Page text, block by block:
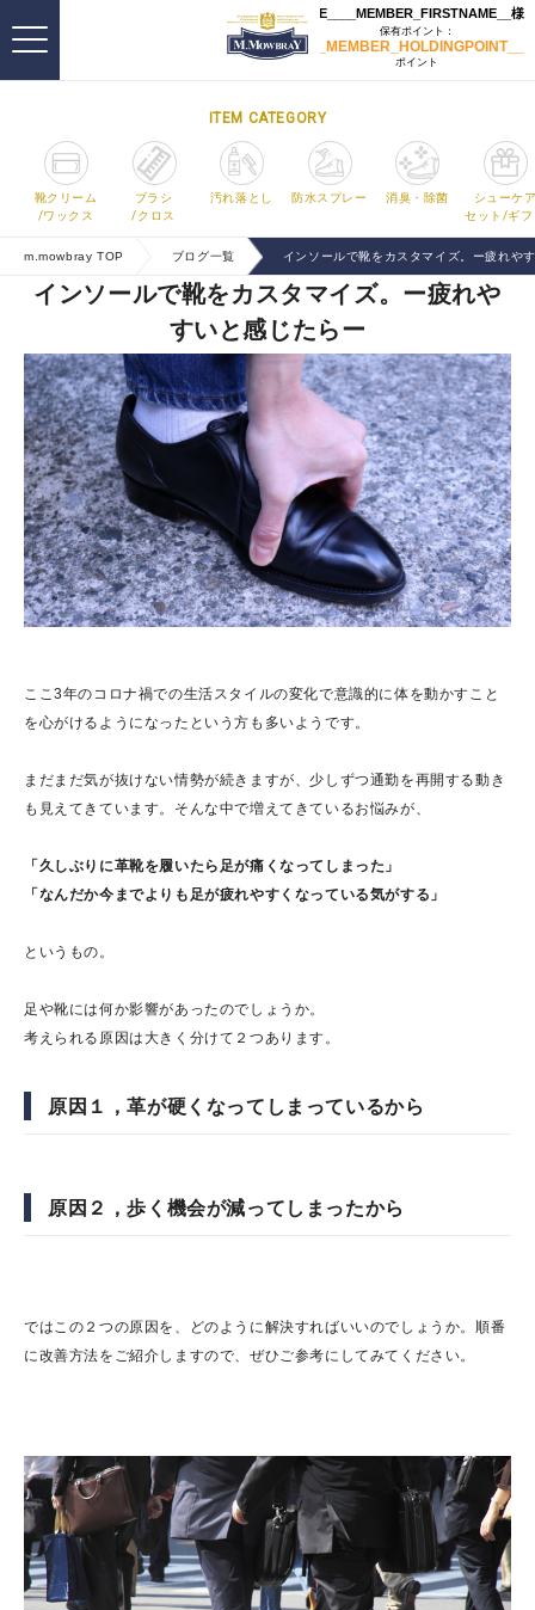
ITEM CATEGORY
靴クリーム
/ワックス
ブラシ
/クロス
汚れ落とし 防水スプレー 消臭・除菌
シューケ
セット/ギフ
m.mowbray TOP ブログ一覧 インソールで靴をカスタマイズ。ー疲れや
インソールで靴をカスタマイズ。ー疲れや
すいと感じたらー
ここ3年のコロナ禍での生活スタイルの変化で意識的に体を動かすこと
を心がけるようになったという方も多いようです。
まだまだ気が抜けない情勢が続きますが、少しずつ通勤を再開する動き
も見えてきています。そんな中で増えてきているお悩みが、
「久しぶりに革靴を履いたら足が痛くなってしまった」
「なんだか今までよりも足が疲れやすくなっている気がする」
というもの。
足や靴には何か影響があったのでしょうか。
考えられる原因は大きく分けて２つあります。
原因１，革が硬くなってしまっているから
原因２，歩く機会が減ってしまったから
ではこの２つの原因を、どのように解決すればいいのでしょうか。順番
に改善方法をご紹介しますので、ぜひご参考にしてみてください。